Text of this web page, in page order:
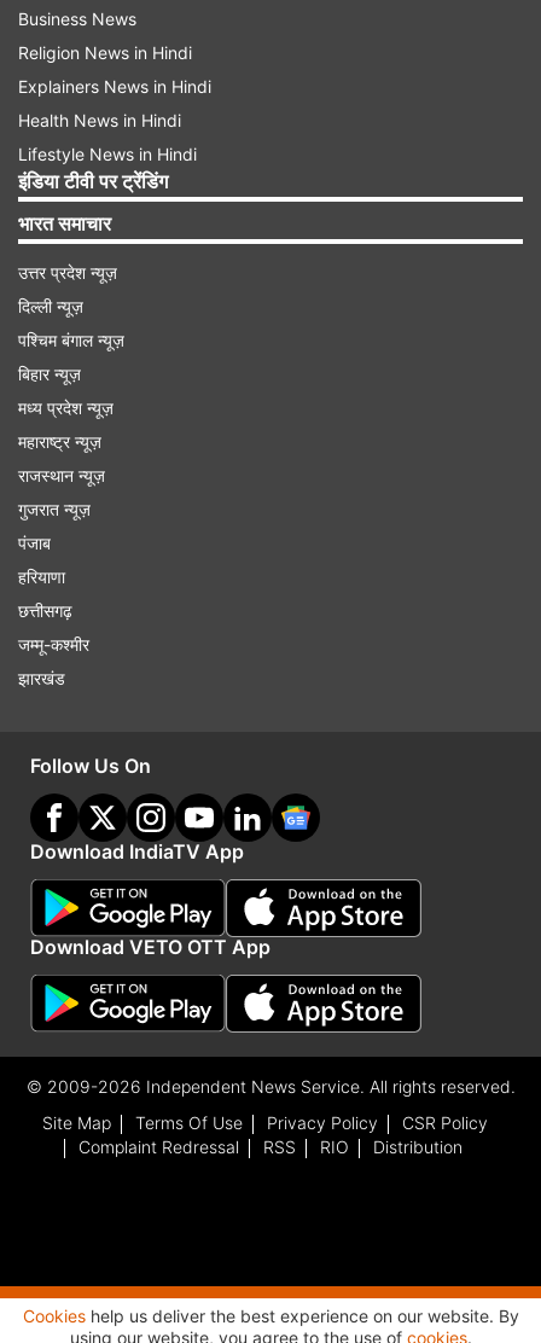
Business News
Religion News in Hindi
Explainers News in Hindi
Health News in Hindi
Lifestyle News in Hindi
इंडिया टीवी पर ट्रेंडिंग
भारत समाचार
उत्तर प्रदेश न्यूज़
दिल्ली न्यूज़
पश्चिम बंगाल न्यूज़
बिहार न्यूज़
मध्य प्रदेश न्यूज़
महाराष्ट्र न्यूज़
राजस्थान न्यूज़
गुजरात न्यूज़
पंजाब
हरियाणा
छत्तीसगढ़
जम्मू-कश्मीर
झारखंड
Follow Us On
Download IndiaTV App
Download VETO OTT App
© 2009-2026 Independent News Service. All rights reserved.
Site Map
Terms Of Use Privacy Policy
CSR Policy
Complaint Redressal
RSS RIO Distribution
Advertisement
Cookieshelp us deliver the best experience on our website. By
using our website, you agree to the use of cookies.